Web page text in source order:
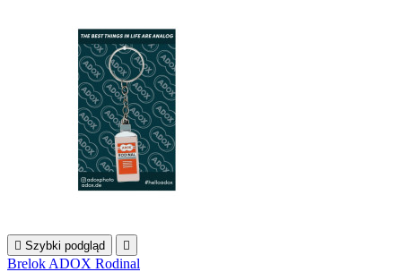
 Szybki podgląd 
Brelok ADOX Rodinal